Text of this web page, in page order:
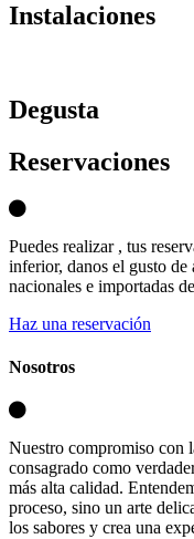
Instalaciones
Degusta
Reservaciones
Puedes realizar , tus
inferior, danos el gusto de
nacionales e importadas
Haz una reservación
Nosotros
Nuestro compromiso con
consagrado como
más alta calidad.
proceso, sino un arte
los sabores y crea una